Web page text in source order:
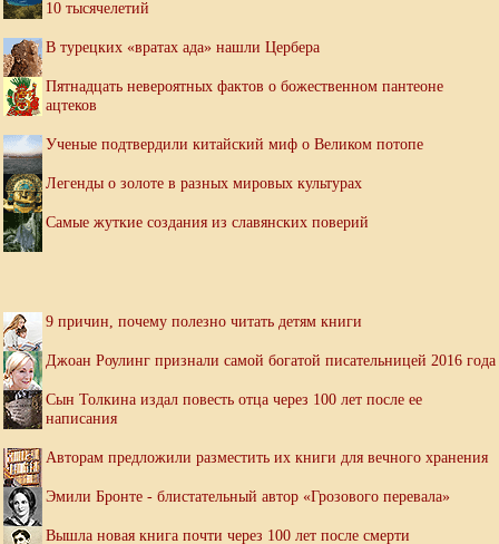
10 тысячелетий
В турецких «вратах ада» нашли Цербера
Пятнадцать невероятных фактов о божественном пантеоне
ацтеков
Ученые подтвердили китайский миф о Великом потопе
Легенды о золоте в разных мировых культурах
Самые жуткие создания из славянских поверий
9 причин, почему полезно читать детям книги
Джоан Роулинг признали самой богатой писательницей 2016 года
Сын Толкина издал повесть отца через 100 лет после ее
написания
Авторам предложили разместить их книги для вечного хранения
Эмили Бронте - блистательный автор «Грозового перевала»
Вышла новая книга почти через 100 лет после смерти